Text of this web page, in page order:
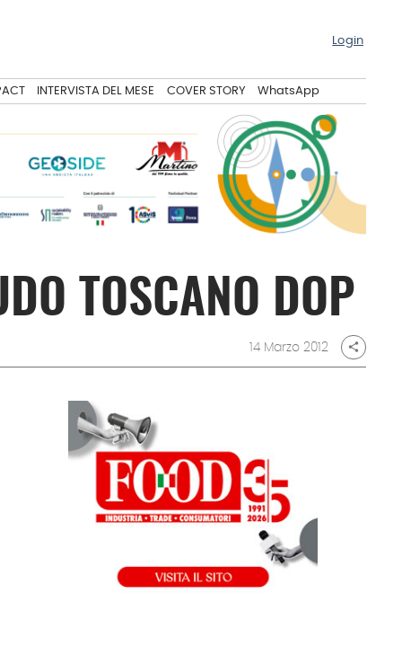
Login
INTERVISTA DEL MESE COVER STORY WhatsApp
TOSCANO DOP
14 Marzo 2012 share